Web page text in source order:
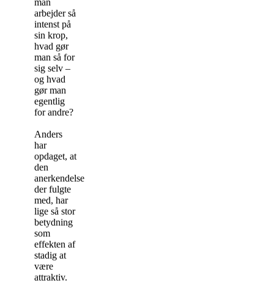
arbejder så
intenst på
sin krop,
hvad gør
man så for
sig selv –
og hvad
gør man
egentlig
for andre?
Anders
har
opdaget, at
den
anerkendelse
der fulgte
med, har
lige så stor
betydning
som
effekten af
stadig at
være
attraktiv.